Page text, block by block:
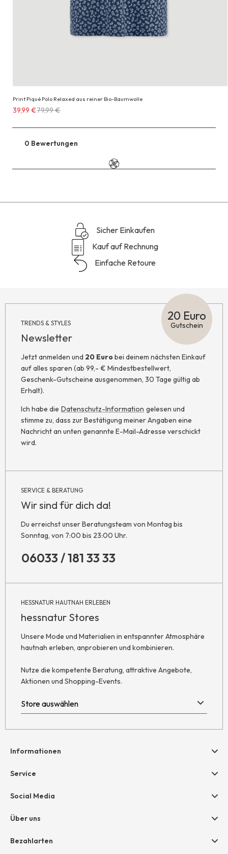
Print Piqué Polo Relaxed aus reiner Bio-Baumwolle
Erhältlich
39,99 €
anstatt
79,99 €
39,99 €79,99 €
0 Bewertungen
Reviews
Sicher Einkaufen
Kauf auf Rechnung
Einfache Retoure
TRENDS & STYLES
Newsletter
20 Euro
Gutschein
Jetzt anmelden und 20 Eurobei deinem nächsten Einkauf
auf alles sparen (ab 99,- € Mindestbestellwert,
Geschenk-Gutscheine ausgenommen, 30 Tage gültig ab
Erhalt).
Ich habe die Datenschutz-Information gelesen und
stimme zu, dass zur Bestätigung meiner Angaben eine
Nachricht an unten genannte E-Mail-Adresse verschickt
wird.
SERVICE & BERATUNG
Wir sind für dich da!
Du erreichst unser Beratungsteam von Montag bis
Sonntag, von 7:00 bis 23:00 Uhr.
06033 / 181 33 33
HESSNATUR HAUTNAH ERLEBEN
hessnatur Stores
Unsere Mode und Materialien in entspannter Atmosphäre
hautnah erleben, anprobieren und kombinieren.
Nutze die kompetente Beratung, attraktive Angebote,
Aktionen und Shopping-Events.
Informationen
Hilfe & Kontakt
Retoure
AGB
Datenschutz
Service
Geschenkgutscheine
Größentabelle
Social Media
Über uns
Unternehmen
Bezahlarten